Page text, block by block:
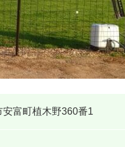
富町植木野360番1